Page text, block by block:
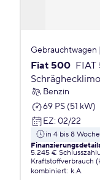
Gebrauchtwagen
Fiat 500 FIAT
Benzin
69 PS (51 kW)
EZ: 02/22
in 4 bis 8
5.245 €
Kraftstoffverbrauch
kombiniert: k.A.